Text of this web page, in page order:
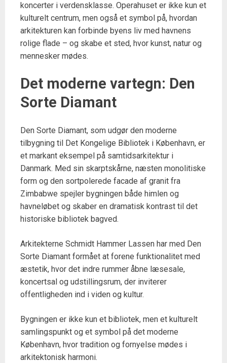
koncerter i verdensklasse. Operahuset er ikke kun et
kulturelt centrum, men også et symbol på, hvordan
arkitekturen kan forbinde byens liv med havnens
rolige flade – og skabe et sted, hvor kunst, natur og
mennesker mødes.
Det moderne vartegn: Den
Sorte Diamant
Den Sorte Diamant, som udgør den moderne
tilbygning til Det Kongelige Bibliotek i København, er
et markant eksempel på samtidsarkitektur i
Danmark. Med sin skarptskårne, næsten monolitiske
form og den sortpolerede facade af granit fra
Zimbabwe spejler bygningen både himlen og
havneløbet og skaber en dramatisk kontrast til det
historiske bibliotek bagved.
Arkitekterne Schmidt Hammer Lassen har med Den
Sorte Diamant formået at forene funktionalitet med
æstetik, hvor det indre rummer åbne læsesale,
koncertsal og udstillingsrum, der inviterer
offentligheden ind i viden og kultur.
Bygningen er ikke kun et bibliotek, men et kulturelt
samlingspunkt og et symbol på det moderne
København, hvor tradition og fornyelse mødes i
arkitektonisk harmoni.